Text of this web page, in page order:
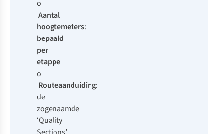
o
Aantal
hoogtemeters:
bepaald
per
etappe
o
Routeaanduiding:
de
zogenaamde
‘Quality